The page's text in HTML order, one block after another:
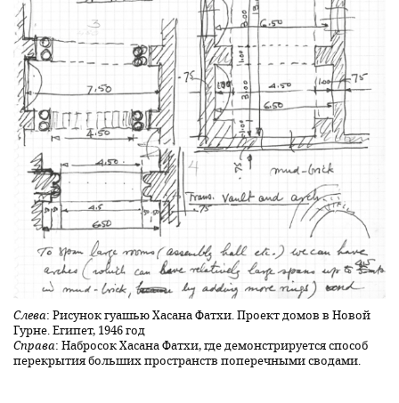
Слева: Рисунок гуашью Хасана Фатхи. Проект домов в Новой
Гурне. Египет, 1946 год
Справа: Набросок Хасана Фатхи, где демонстрируется способ
перекрытия больших пространств поперечными сводами.